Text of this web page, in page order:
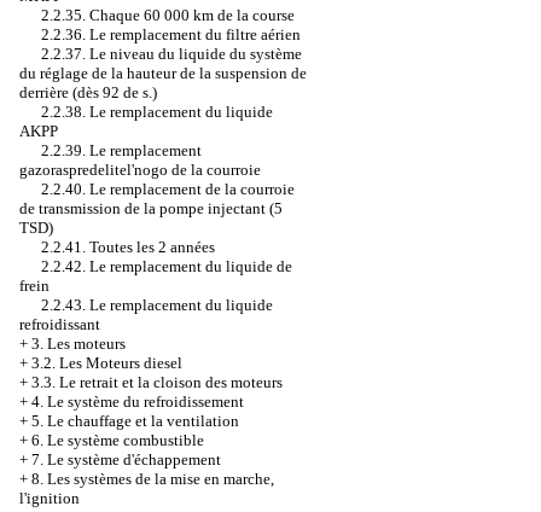
2.2.35. Chaque 60 000 km de la course
2.2.36. Le remplacement du filtre aérien
2.2.37. Le niveau du liquide du système
du réglage de la hauteur de la suspension de
derrière (dès 92 de s.)
2.2.38. Le remplacement du liquide
AKPP
2.2.39. Le remplacement
gazoraspredelitel'nogo de la courroie
2.2.40. Le remplacement de la courroie
de transmission de la pompe injectant (5
TSD)
2.2.41. Toutes les 2 années
2.2.42. Le remplacement du liquide de
frein
2.2.43. Le remplacement du liquide
refroidissant
+ 3. Les moteurs
+ 3.2. Les Moteurs diesel
+ 3.3. Le retrait et la cloison des moteurs
+ 4. Le système du refroidissement
+ 5. Le chauffage et la ventilation
+ 6. Le système combustible
+ 7. Le système d'échappement
+ 8. Les systèmes de la mise en marche,
l'ignition